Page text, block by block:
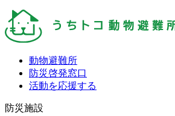
動物避難所
防災啓発窓口
活動を応援する
防災施設